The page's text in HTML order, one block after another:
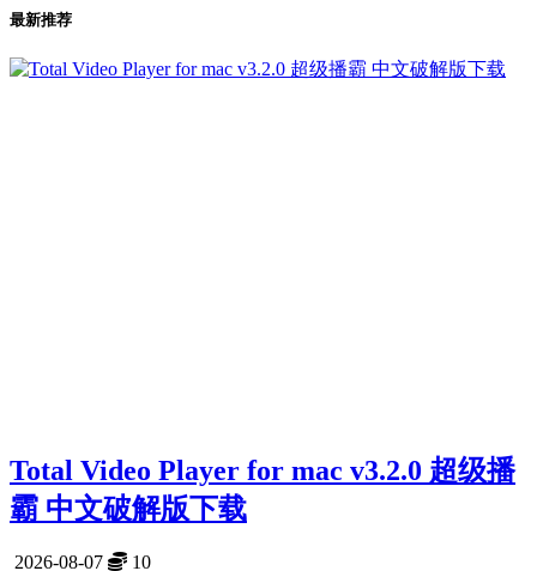
最新推荐
Total Video Player for mac v3.2.0 超级播
霸 中文破解版下载
2026-08-07 10